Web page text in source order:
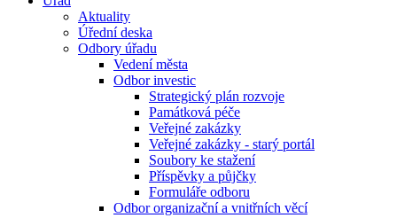
Aktuality
Úřední deska
Odbory úřadu
Vedení města
Odbor investic
Strategický plán rozvoje
Památková péče
Veřejné zakázky
Veřejné zakázky - starý portál
Soubory ke stažení
Příspěvky a půjčky
Formuláře odboru
Odbor organizační a vnitřních věcí